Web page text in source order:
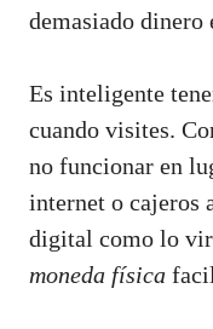
demasiado dinero
Es inteligente
cuando visites.
no funcionar en
internet o cajeros
digital como lo
moneda física